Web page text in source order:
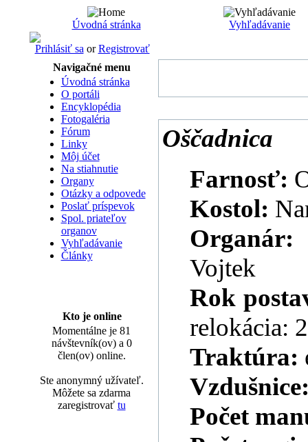
Úvodná stránka Vyhľadávanie
Prihlásiť sa orRegistrovať
Navigačné menu
Úvodná stránka
O portáli
Encyklopédia
Fotogaléria
Fórum
Linky
Môj účet
Na stiahnutie
Organy
Otázky a odpovede
Poslať príspevok
Spol. priateľov
organov
Vyhľadávanie
Články
Kto je online
Momentálne je 81
návštevník(ov) a 0
člen(ov) online.
Ste anonymný užívateľ.
Môžete sa zdarma
zaregistrovať tu
Oščadnica
Farnosť:
Kostol:
Vojtek
Rok
relokácia:
Traktúra:
Počet